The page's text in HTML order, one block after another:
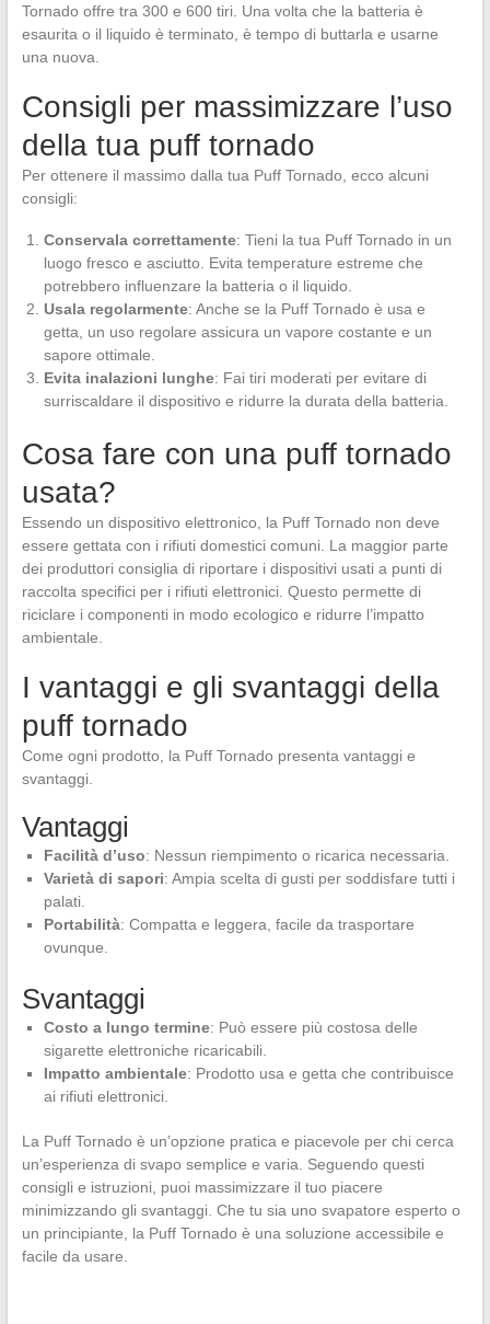
Tornado offre tra 300 e 600 tiri. Una volta che la batteria è
esaurita o il liquido è terminato, è tempo di buttarla e usarne
una nuova.
Consigli per massimizzare l’uso
della tua puff tornado
Per ottenere il massimo dalla tua Puff Tornado, ecco alcuni
consigli:
Conservala correttamente: Tieni la tua Puff Tornado in un
luogo fresco e asciutto. Evita temperature estreme che
potrebbero influenzare la batteria o il liquido.
Usala regolarmente: Anche se la Puff Tornado è usa e
getta, un uso regolare assicura un vapore costante e un
sapore ottimale.
Evita inalazioni lunghe: Fai tiri moderati per evitare di
surriscaldare il dispositivo e ridurre la durata della batteria.
Cosa fare con una puff tornado
usata?
Essendo un dispositivo elettronico, la Puff Tornado non deve
essere gettata con i rifiuti domestici comuni. La maggior parte
dei produttori consiglia di riportare i dispositivi usati a punti di
raccolta specifici per i rifiuti elettronici. Questo permette di
riciclare i componenti in modo ecologico e ridurre l’impatto
ambientale.
I vantaggi e gli svantaggi della
puff tornado
Come ogni prodotto, la Puff Tornado presenta vantaggi e
svantaggi.
Vantaggi
Facilità d’uso: Nessun riempimento o ricarica necessaria.
Varietà di sapori: Ampia scelta di gusti per soddisfare tutti i
palati.
Portabilità: Compatta e leggera, facile da trasportare
ovunque.
Svantaggi
Costo a lungo termine: Può essere più costosa delle
sigarette elettroniche ricaricabili.
Impatto ambientale: Prodotto usa e getta che contribuisce
ai rifiuti elettronici.
La Puff Tornado è un’opzione pratica e piacevole per chi cerca
un’esperienza di svapo semplice e varia. Seguendo questi
consigli e istruzioni, puoi massimizzare il tuo piacere
minimizzando gli svantaggi. Che tu sia uno svapatore esperto o
un principiante, la Puff Tornado è una soluzione accessibile e
facile da usare.